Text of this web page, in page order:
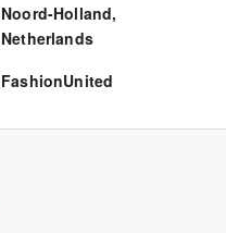
Noord-Holland,
Netherlands
FashionUnited